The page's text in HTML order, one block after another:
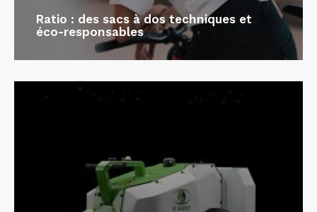
Ratio : des sacs à dos techniques et
éco-responsables